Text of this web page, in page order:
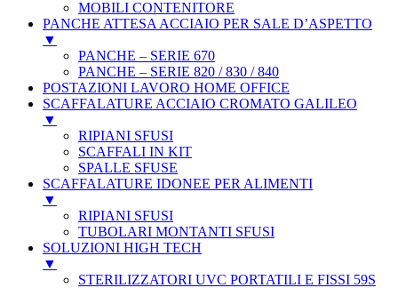
MOBILI CONTENITORE
PANCHE ATTESA ACCIAIO PER SALE D’ASPETTO
▼
PANCHE – SERIE 670
PANCHE – SERIE 820 / 830 / 840
POSTAZIONI LAVORO HOME OFFICE
SCAFFALATURE ACCIAIO CROMATO GALILEO
▼
RIPIANI SFUSI
SCAFFALI IN KIT
SPALLE SFUSE
SCAFFALATURE IDONEE PER ALIMENTI
▼
RIPIANI SFUSI
TUBOLARI MONTANTI SFUSI
SOLUZIONI HIGH TECH
▼
STERILIZZATORI UVC PORTATILI E FISSI 59S